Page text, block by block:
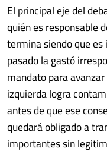
El principal eje del
quién es responsable
termina siendo que
pasado la gastó
mandato para
izquierda logra
antes de que ese
quedará obligado a
importantes sin